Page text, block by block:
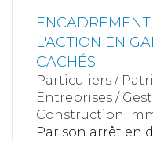
L'ACTION EN
CACHÉS
Particuliers /
Entreprises /
Construction
Par son arrêt en